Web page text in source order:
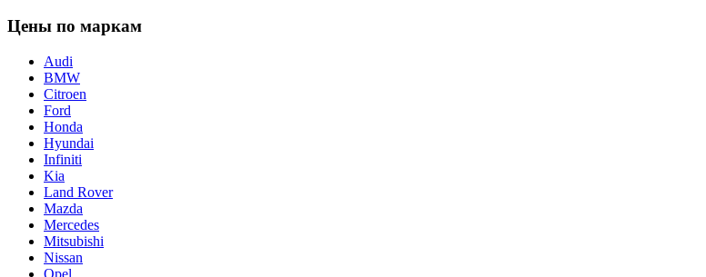
Цены по маркам
Audi
BMW
Citroen
Ford
Honda
Hyundai
Infiniti
Kia
Land Rover
Mazda
Merсedes
Mitsubishi
Nissan
Opel